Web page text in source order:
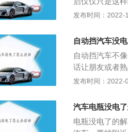
线搭桥开启法
能用推车的方
可以是一辆正
作步骤如下：1
负极到被救车
短路！必需严
在紧急情况下
置充电参数，
另外，在车上
发布时间：2022-
自动挡汽车没
自动挡汽车不
话让朋友或者
汽车。把汽车
线断开。启动
至是更换。如
急救助中心，
发布时间：2022-
汽车电瓶没电
电瓶没电了的